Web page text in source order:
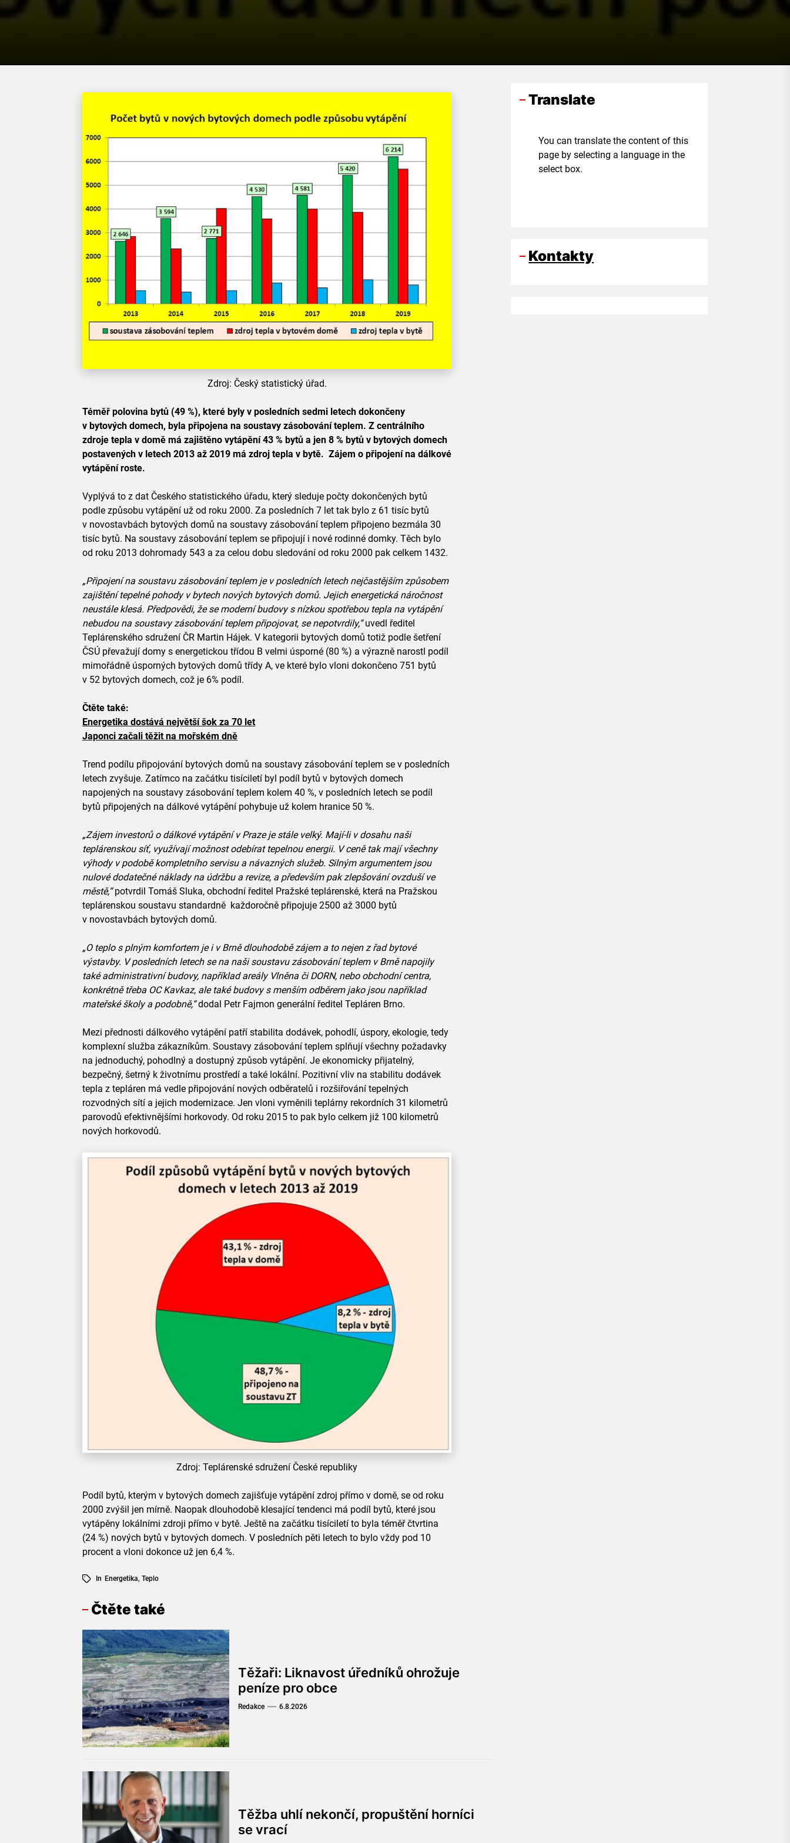
Zdroj: Český statistický úřad.
Téměř polovina bytů (49 %), které byly v posledních sedmi letech dokončeny
v bytových domech, byla připojena na soustavy zásobování teplem. Z centrálního
zdroje tepla v domě má zajištěno vytápění 43 % bytů a jen 8 % bytů v bytových domech
postavených v letech 2013 až 2019 má zdroj tepla v bytě. Zájem o připojení na dálkové
vytápění roste.
Vyplývá to z dat Českého statistického úřadu, který sleduje počty dokončených bytů
podle způsobu vytápění už od roku 2000. Za posledních 7 let tak bylo z 61 tisíc bytů
v novostavbách bytových domů na soustavy zásobování teplem připojeno bezmála 30
tisíc bytů. Na soustavy zásobování teplem se připojují i nové rodinné domky. Těch bylo
od roku 2013 dohromady 543 a za celou dobu sledování od roku 2000 pak celkem 1432.
„Připojení na soustavu zásobování teplem je v posledních letech nejčastějším způsobem
zajištění tepelné pohody v bytech nových bytových domů. Jejich energetická náročnost
neustále klesá. Předpovědi, že se moderní budovy s nízkou spotřebou tepla na vytápění
nebudou na soustavy zásobování teplem připojovat, se nepotvrdily,“uvedl ředitel
Teplárenského sdružení ČR Martin Hájek. V kategorii bytových domů totiž podle šetření
ČSÚ převažují domy s energetickou třídou B velmi úsporné (80 %) a výrazně narostl podíl
mimořádně úsporných bytových domů třídy A, ve které bylo vloni dokončeno 751 bytů
v 52 bytových domech, což je 6% podíl.
Čtěte také:
Energetika dostává největší šok za 70 let
Japonci začali těžit na mořském dně
Trend podílu připojování bytových domů na soustavy zásobování teplem se v posledních
letech zvyšuje. Zatímco na začátku tisíciletí byl podíl bytů v bytových domech
napojených na soustavy zásobování teplem kolem 40 %, v posledních letech se podíl
bytů připojených na dálkové vytápění pohybuje už kolem hranice 50 %.
„Zájem investorů o dálkové vytápění v Praze je stále velký. Mají-li v dosahu naši
teplárenskou síť, využívají možnost odebírat tepelnou energii. V ceně tak mají všechny
výhody v podobě kompletního servisu a návazných služeb. Silným argumentem jsou
nulové dodatečné náklady na údržbu a revize, a především pak zlepšování ovzduší ve
městě,“potvrdil Tomáš Sluka, obchodní ředitel Pražské teplárenské, která na Pražskou
teplárenskou soustavu standardně každoročně připojuje 2500 až 3000 bytů
v novostavbách bytových domů.
„O teplo s plným komfortem je i v Brně dlouhodobě zájem a to nejen z řad bytové
výstavby. V posledních letech se na naši soustavu zásobování teplem v Brně napojily
také administrativní budovy, například areály Vlněna či DORN, nebo obchodní centra,
konkrétně třeba OC Kavkaz, ale také budovy s menším odběrem jako jsou například
mateřské školy a podobně,“dodal Petr Fajmon generální ředitel Tepláren Brno.
Mezi přednosti dálkového vytápění patří stabilita dodávek, pohodlí, úspory, ekologie, tedy
komplexní služba zákazníkům. Soustavy zásobování teplem splňují všechny požadavky
na jednoduchý, pohodlný a dostupný způsob vytápění. Je ekonomicky přijatelný,
bezpečný, šetrný k životnímu prostředí a také lokální. Pozitivní vliv na stabilitu dodávek
tepla z tepláren má vedle připojování nových odběratelů i rozšiřování tepelných
rozvodných sítí a jejich modernizace. Jen vloni vyměnili teplárny rekordních 31 kilometrů
parovodů efektivnějšími horkovody. Od roku 2015 to pak bylo celkem již 100 kilometrů
nových horkovodů.
Zdroj: Teplárenské sdružení České republiky
Podíl bytů, kterým v bytových domech zajišťuje vytápění zdroj přímo v domě, se od roku
2000 zvýšil jen mírně. Naopak dlouhodobě klesající tendenci má podíl bytů, které jsou
vytápěny lokálními zdroji přímo v bytě. Ještě na začátku tisíciletí to byla téměř čtvrtina
(24 %) nových bytů v bytových domech. V posledních pěti letech to bylo vždy pod 10
procent a vloni dokonce už jen 6,4 %.
In Energetika, Teplo
Čtěte také
Těžaři: Liknavost úředníků ohrožuje
peníze pro obce
Redakce 6.8.2026
Těžba uhlí nekončí, propuštění horníci
se vrací
Translate
You can translate the content of this
page by selecting a language in the
select box.
Kontakty